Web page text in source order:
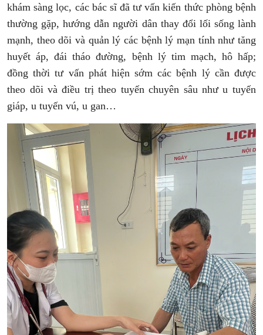
khám sàng lọc, các bác sĩ đã tư vấn kiến thức phòng bệnh
thường gặp, hướng dẫn người dân thay đổi lối sống lành
mạnh, theo dõi và quản lý các bệnh lý mạn tính như tăng
huyết áp, đái tháo đường, bệnh lý tim mạch, hô hấp;
đồng thời tư vấn phát hiện sớm các bệnh lý cần được
theo dõi và điều trị theo tuyến chuyên sâu như u tuyến
giáp, u tuyến vú, u gan…